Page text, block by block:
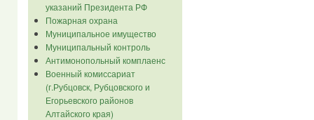
указаний Президента РФ
Пожарная охрана
Муниципальное имущество
Муниципальный контроль
Антимонопольный комплаенс
Военный комиссариат
(г.Рубцовск, Рубцовского и
Егорьевского районов
Алтайского края)